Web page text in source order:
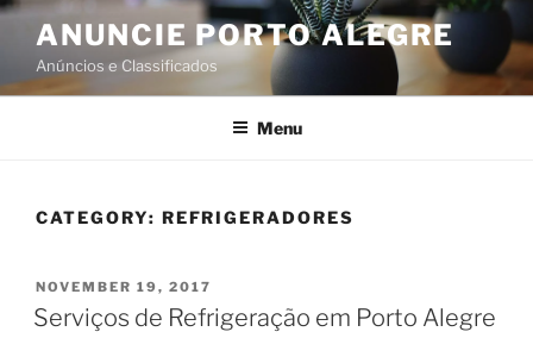
ANUNCIE PORTO ALEGRE
Anúncios e Classificados
Menu
CATEGORY: REFRIGERADORES
NOVEMBER 19, 2017
Serviços de Refrigeração em Porto Alegre